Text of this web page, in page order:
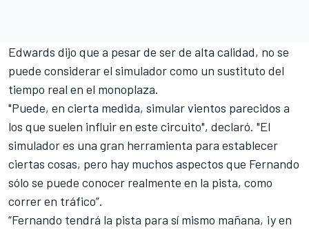
Edwards dijo que a pesar de ser de alta calidad, no se
puede considerar el simulador como un sustituto del
tiempo real en el monoplaza.
"Puede, en cierta medida, simular vientos parecidos a
los que suelen influir en este circuito", declaró. "El
simulador es una gran herramienta para establecer
ciertas cosas, pero hay muchos aspectos que Fernando
sólo se puede conocer realmente en la pista, como
correr en tráfico”.
“Fernando tendrá la pista para sí mismo mañana, ¡y en